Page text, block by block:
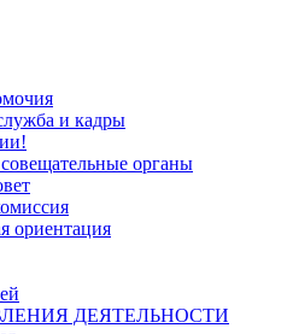
и кадры
органы
ориентация
ДЕЯТЕЛЬНОСТИ